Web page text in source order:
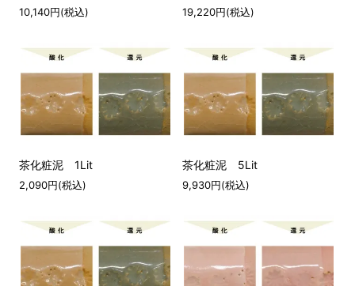
10,140円(税込) 19,220円(税込)
茶化粧泥 1Lit
2,090円(税込)
茶化粧泥 5Lit
9,930円(税込)